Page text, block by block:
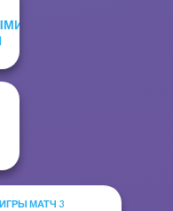
ИГРЫ МАТЧ 3